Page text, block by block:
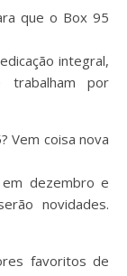
que o Box 95
integral,
por
Vem coisa nova
dezembro e
novidades.
favoritos de